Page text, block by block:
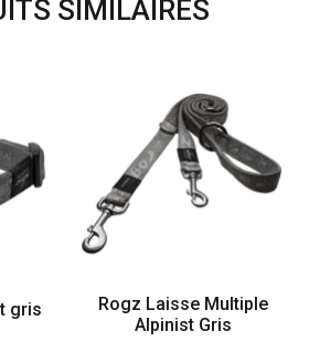
SIMILAIRES
gris
Rogz Laisse Multiple
Alpinist Gris